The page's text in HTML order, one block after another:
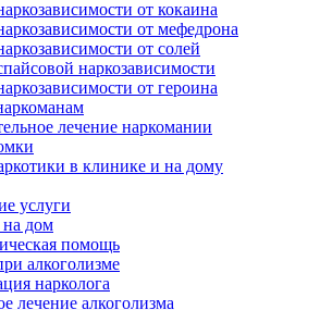
от кокаина
от мефедрона
от солей
наркозависимости
от героина
лечение наркомании
в клинике и на дому
услуги
на дом
помощь
алкоголизме
нарколога
лечение алкоголизма